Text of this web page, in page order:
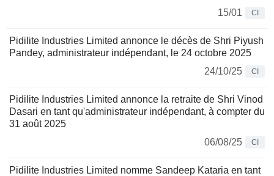
15/01
CI
Pidilite Industries Limited annonce le décès de Shri Piyush
Pandey, administrateur indépendant, le 24 octobre 2025
24/10/25
CI
Pidilite Industries Limited annonce la retraite de Shri Vinod
Dasari en tant qu'administrateur indépendant, à compter du
31 août 2025
06/08/25
CI
Pidilite Industries Limited nomme Sandeep Kataria en tant